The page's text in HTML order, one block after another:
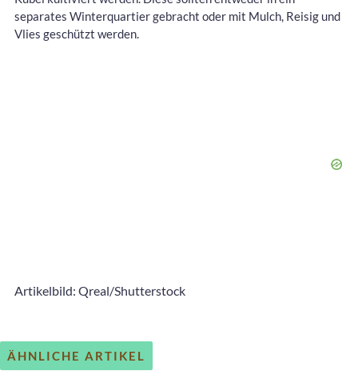
separates Winterquartier gebracht oder mit Mulch, Reisig und
Vlies geschützt werden.
Artikelbild: Qreal/Shutterstock
ÄHNLICHE ARTIKEL